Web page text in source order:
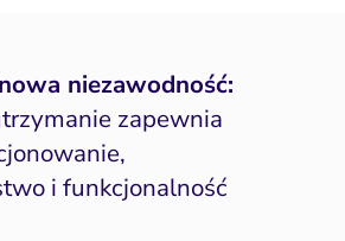
niezawodność:
zapewnia
i funkcjonalność